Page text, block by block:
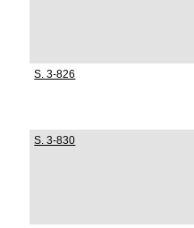
S. 3-826
S. 3-830